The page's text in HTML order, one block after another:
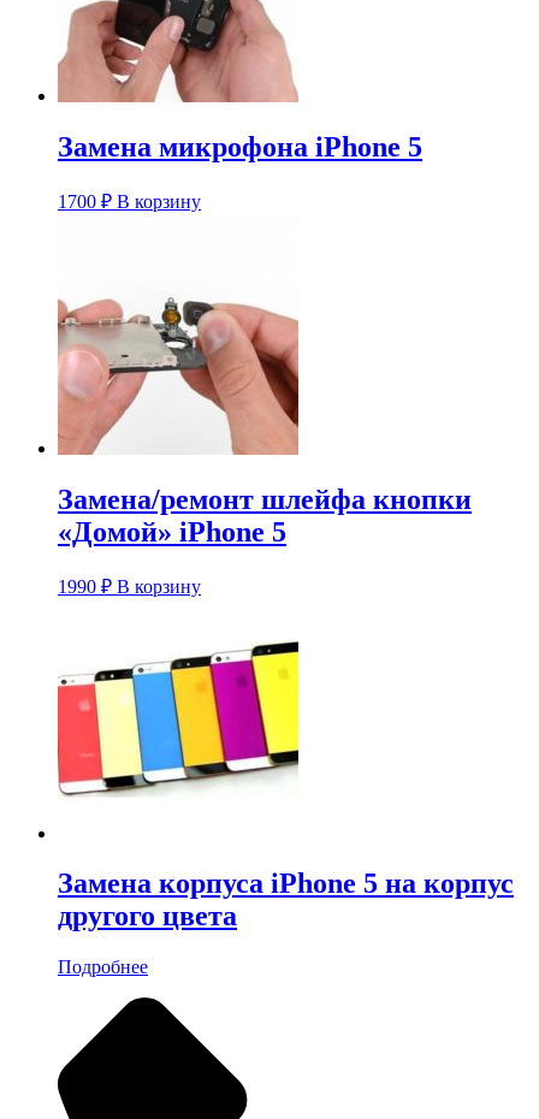
Замена микрофона iPhone 5
1700 ₽ В корзину
Замена/ремонт шлейфа кнопки
«Домой» iPhone 5
1990 ₽ В корзину
Замена корпуса iPhone 5 на корпус
другого цвета
Подробнее